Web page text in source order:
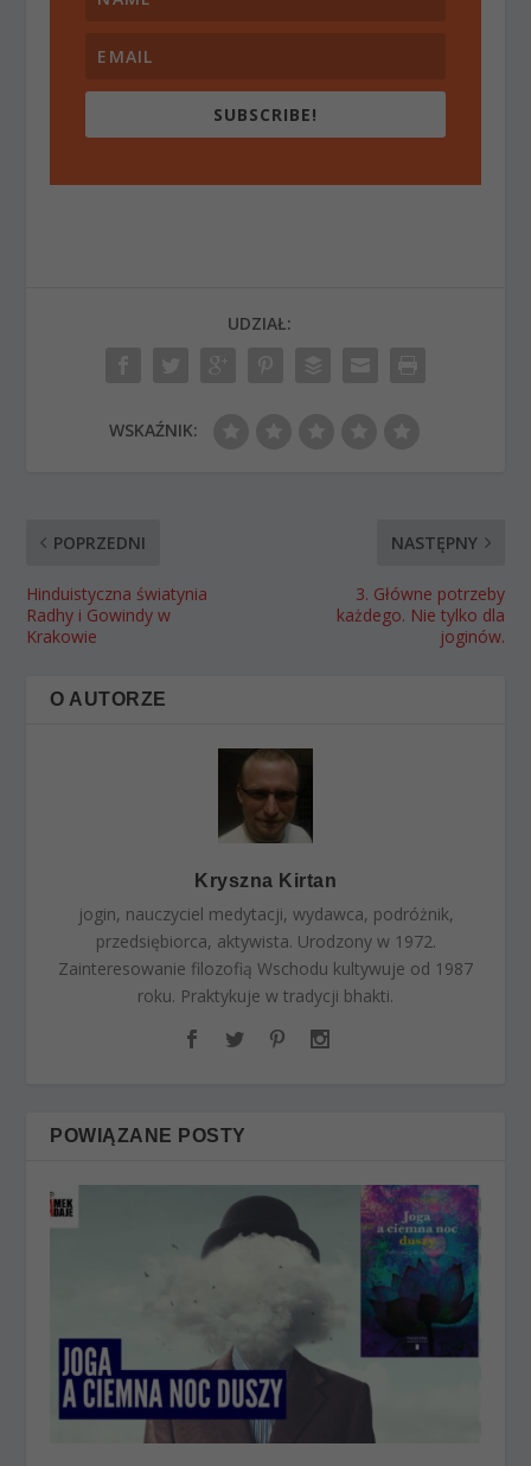
SUBSCRIBE!
UDZIAŁ:
WSKAŹNIK:
POPRZEDNI
Hinduistyczna światynia
Radhy i Gowindy w
Krakowie
NASTĘPNY
3. Główne potrzeby
każdego. Nie tylko dla
joginów.
O AUTORZE
Kryszna Kirtan
jogin, nauczyciel medytacji, wydawca, podróżnik,
przedsiębiorca, aktywista. Urodzony w 1972.
Zainteresowanie filozofią Wschodu kultywuje od 1987
roku. Praktykuje w tradycji bhakti.
POWIĄZANE POSTY